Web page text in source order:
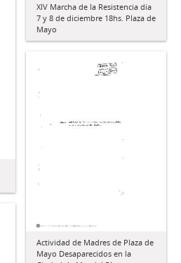
XlV Marcha de la Resistencia día
7 y 8 de diciembre 18hs. Plaza de
Mayo
Actividad de Madres de Plaza de
Mayo Desaparecidos en la